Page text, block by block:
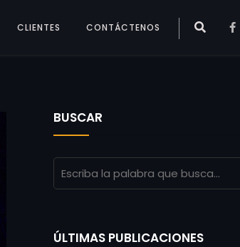
CLIENTES CONTÁCTENOS
BUSCAR
ÚLTIMAS PUBLICACIONES